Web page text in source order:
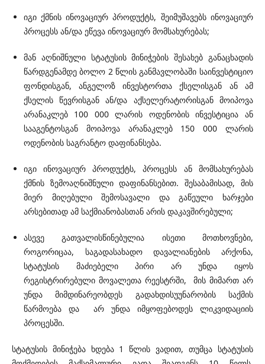
იგი ქმნის ინოვაციურ პროდუქტს, შეიმუშავებს ინოვაციურ
პროცესს ან/და ეწევა ინოვაციურ მომსახურებას;
მან აღნიშნული სტატუსის მინიჭების შესახებ განაცხადის
წარდგენამდე ბოლო 2 წლის განმავლობაში საინვესტიციო
ფონდისგან, ანგელოზ ინვესტორთა ქსელისგან ან ამ
ქსელის წევრისგან ან/და აქსელერატორისგან მოიპოვა
არანაკლებ 100 000 ლარის ოდენობის ინვესტიცია ან
სააგენტოსგან მოიპოვა არანაკლებ 150 000 ლარის
ოდენობის საგრანტო დაფინანსება.
იგი ინოვაციურ პროდუქტს, პროცესს ან მომსახურებას
ქმნის ზემოაღნიშნული დაფინანსებით. შესაბამისად, მის
მიერ მიღებული შემოსავალი და გაწეული ხარჯები
არსებითად ამ საქმიანობასთან არის დაკავშირებული;
ასევე გათვალისწინებულია ისეთი მოთხოვნები,
როგორიცაა, საგადასახადო დავალიანების არქონა,
სტატუსის მაძიებელი პირი არ უნდა იყოს
რეგისტრირებული მოვალეთა რეესტრში, მის მიმართ არ
უნდა მიმდინარეობდეს გადახდისუუნარობის საქმის
წარმოება და არ უნდა იმყოფებოდეს ლიკვიდაციის
პროცესში.
სტატუსის მინიჭება ხდება 1 წლის ვადით, თუმცა სტატუსის